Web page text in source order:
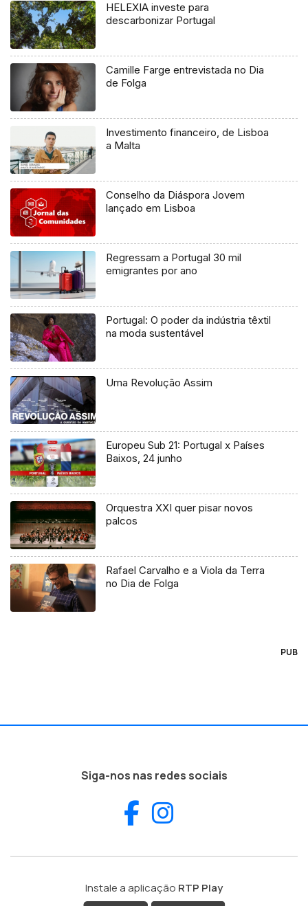
HELEXIA investe para
descarbonizar Portugal
Camille Farge entrevistada no Dia
de Folga
Investimento financeiro, de Lisboa
a Malta
Conselho da Diáspora Jovem
lançado em Lisboa
Regressam a Portugal 30 mil
emigrantes por ano
Portugal: O poder da indústria têxtil
na moda sustentável
Uma Revolução Assim
Europeu Sub 21: Portugal x Países
Baixos, 24 junho
Orquestra XXI quer pisar novos
palcos
Rafael Carvalho e a Viola da Terra
no Dia de Folga
PUB
Siga-nos nas redes sociais
Facebook
Instale a aplicação RTP Play